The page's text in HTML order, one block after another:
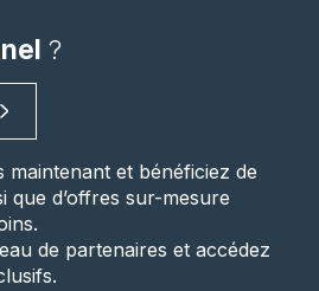
?
maintenant et bénéficiez de
que d’offres sur-mesure
de partenaires et accédez